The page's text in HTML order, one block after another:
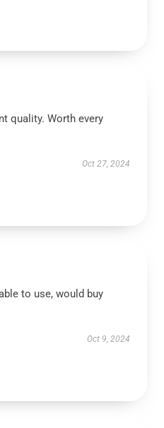
quality. Worth every
Oct 27, 2024
to use, would buy
Oct 9, 2024